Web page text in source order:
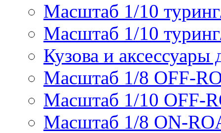
Масштаб 1/10
Масштаб 1/10
Кузова и
Масштаб 1/8 OFF-
Масштаб 1/10 OFF-
Масштаб 1/8 ON-